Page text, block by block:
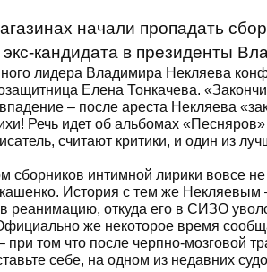
начали пропадать
экс-кандидата в президенты
лидера Владимира Некляева
Елена Тонкачева.
– после ареста Некляева
Речь идет об альбомах
считают критики, и один из
сборников интимной лирики вовсе
История с тем же
реанимацию, откуда его в СИЗО
же некоторое время
при том что после черпно-мозговой
себе, на одном из недавних